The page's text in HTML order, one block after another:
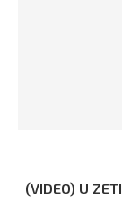
(VIDEO) U